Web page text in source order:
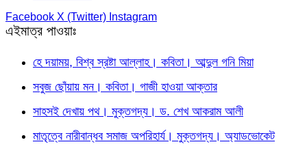
Facebook X (Twitter) Instagram
এইমাত্র পাওয়াঃ
হে দয়াময়, বিশ্ব স্রষ্টা আল্লাহ। কবিতা। আব্দুল গনি মিয়া
সবুজ ছোঁয়ায় মন। কবিতা। গাজী হাওয়া আক্তার
সাহসই দেখায় পথ। মুক্তগদ্য। ড. শেখ আকরাম আলী
মাতৃত্বে নারীবান্ধব সমাজ অপরিহার্য। মুক্তগদ্য। অ্যাডভোকেট